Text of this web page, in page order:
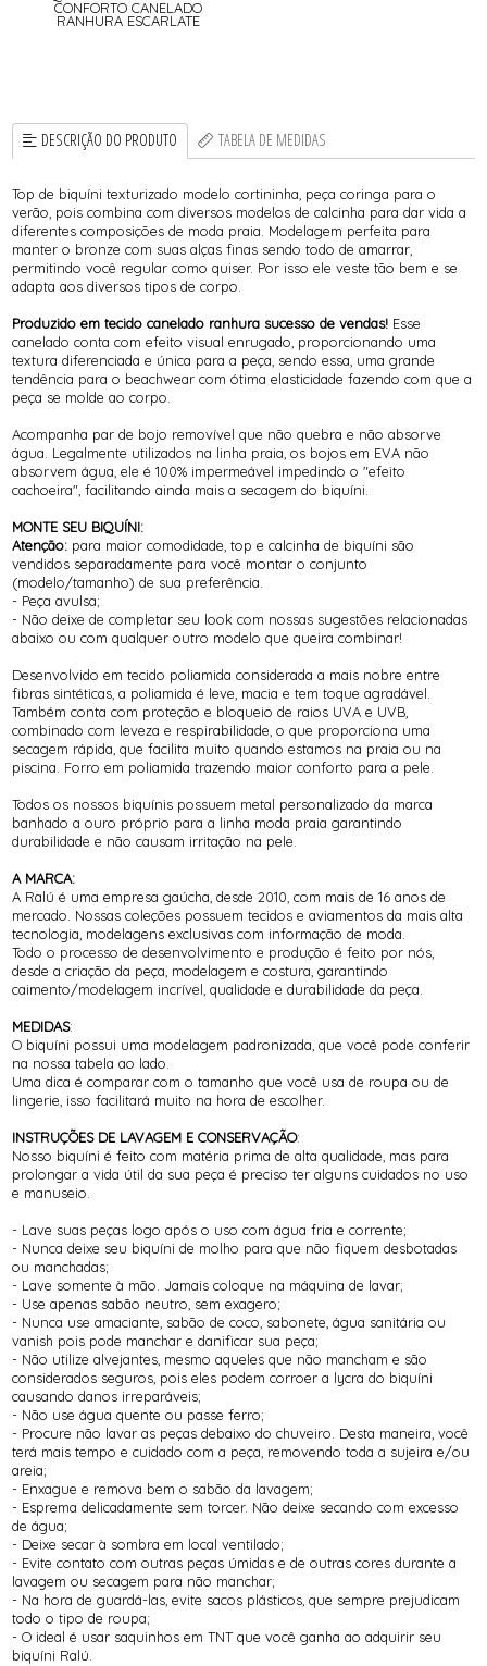
CONFORTO CANELADO
RANHURA ESCARLATE
DESCRIÇÃO DO PRODUTO TABELA DE MEDIDAS
Top de biquíni texturizado modelo cortininha, peça coringa para o
verão, pois combina com diversos modelos de calcinha para dar vida a
diferentes composições de moda praia. Modelagem perfeita para
manter o bronze com suas alças finas sendo todo de amarrar,
permitindo você regular como quiser. Por isso ele veste tão bem e se
adapta aos diversos tipos de corpo.
Produzido em tecido canelado ranhura sucesso de vendas! Esse
canelado conta com efeito visual enrugado, proporcionando uma
textura diferenciada e única para a peça, sendo essa, uma grande
tendência para o beachwear com ótima elasticidade fazendo com que a
peça se molde ao corpo.
Acompanha par de bojo removível que não quebra e não absorve
água. Legalmente utilizados na linha praia, os bojos em EVA não
absorvem água, ele é 100% impermeável impedindo o "efeito
cachoeira", facilitando ainda mais a secagem do biquíni.
MONTE SEU BIQUÍNI:
Atenção: para maior comodidade, top e calcinha de biquíni são
vendidos separadamente para você montar o conjunto
(modelo/tamanho) de sua preferência.
- Peça avulsa;
- Não deixe de completar seu look com nossas sugestões relacionadas
abaixo ou com qualquer outro modelo que queira combinar!
Desenvolvido em tecido poliamida considerada a mais nobre entre
fibras sintéticas, a poliamida é leve, macia e tem toque agradável.
Também conta com proteção e bloqueio de raios UVA e UVB,
combinado com leveza e respirabilidade, o que proporciona uma
secagem rápida, que facilita muito quando estamos na praia ou na
piscina. Forro em poliamida trazendo maior conforto para a pele.
Todos os nossos biquínis possuem metal personalizado da marca
banhado a ouro próprio para a linha moda praia garantindo
durabilidade e não causam irritação na pele.
A MARCA:
A Ralú é uma empresa gaúcha, desde 2010, com mais de 16 anos de
mercado. Nossas coleções possuem tecidos e aviamentos da mais alta
tecnologia, modelagens exclusivas com informação de moda.
Todo o processo de desenvolvimento e produção é feito por nós,
desde a criação da peça, modelagem e costura, garantindo
caimento/modelagem incrível, qualidade e durabilidade da peça.
MEDIDAS:
O biquíni possui uma modelagem padronizada, que você pode conferir
na nossa tabela ao lado.
Uma dica é comparar com o tamanho que você usa de roupa ou de
lingerie, isso facilitará muito na hora de escolher.
INSTRUÇÕES DE LAVAGEM E CONSERVAÇÃO:
Nosso biquíni é feito com matéria prima de alta qualidade, mas para
prolongar a vida útil da sua peça é preciso ter alguns cuidados no uso
e manuseio.
- Lave suas peças logo após o uso com água fria e corrente;
- Nunca deixe seu biquíni de molho para que não fiquem desbotadas
ou manchadas;
- Lave somente à mão. Jamais coloque na máquina de lavar;
- Use apenas sabão neutro, sem exagero;
- Nunca use amaciante, sabão de coco, sabonete, água sanitária ou
vanish pois pode manchar e danificar sua peça;
- Não utilize alvejantes, mesmo aqueles que não mancham e são
considerados seguros, pois eles podem corroer a lycra do biquíni
causando danos irreparáveis;
- Não use água quente ou passe ferro;
- Procure não lavar as peças debaixo do chuveiro. Desta maneira, você
terá mais tempo e cuidado com a peça, removendo toda a sujeira e/ou
areia;
- Enxague e remova bem o sabão da lavagem;
- Esprema delicadamente sem torcer. Não deixe secando com excesso
de água;
- Deixe secar à sombra em local ventilado;
- Evite contato com outras peças úmidas e de outras cores durante a
lavagem ou secagem para não manchar;
- Na hora de guardá-las, evite sacos plásticos, que sempre prejudicam
todo o tipo de roupa;
- O ideal é usar saquinhos em TNT que você ganha ao adquirir seu
biquíni Ralú.